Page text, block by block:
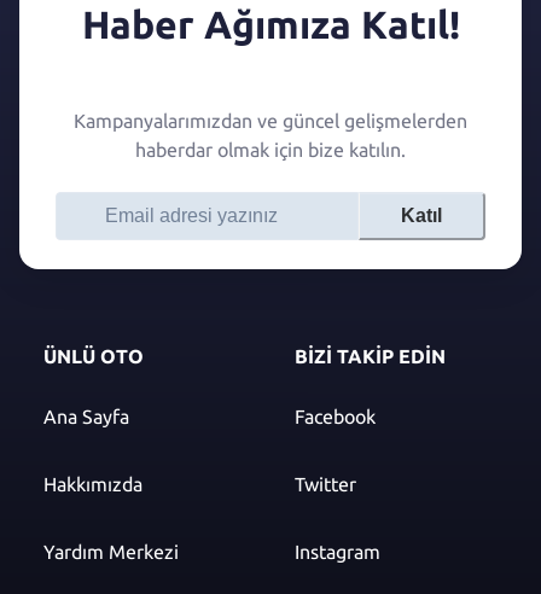
Haber Ağımıza Katıl!
Kampanyalarımızdan ve güncel gelişmelerden
haberdar olmak için bize katılın.
Katıl
ÜNLÜ OTO
Ana Sayfa
Hakkımızda
Yardım Merkezi
BİZİ TAKİP EDİN
Facebook
Twitter
Instagram